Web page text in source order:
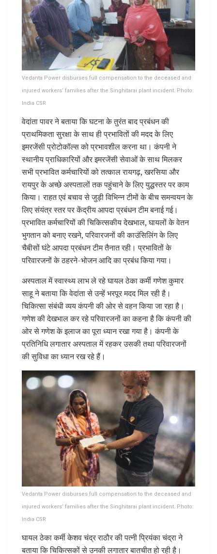
Vedanta Power disburses full compensation to the deceased and
injured workers’ families after the Singhitarai plant incident. Photo:
India CSR
वेदांता पावर ने बताया कि घटना के तुरंत बाद प्रबंधन की
प्राथमिकता सुरक्षा के साथ ही प्रभावितों की मदद के लिए
इमरजेंसी प्रोटोकॉल्स को प्रभावशील करना था। कंपनी ने
स्थानीय प्राधिकारियों और इमरजेंसी सेवाओं के साथ मिलकर
सभी प्रभावित कर्मचारियों को तत्काल रायगढ़, खरसिया और
रायपुर के अच्छे अस्पतालों तक पहुंचाने के लिए युद्धस्तर पर काम
किया। राहत एवं बचाव से जुड़ी विभिन्न टीमों के बीच समन्वयन के
लिए संयंत्र स्तर पर केंद्रीय आपदा प्रबंधन टीम बनाई गई।
प्रभावित कर्मचारियों की चिकित्सकीय देखभाल, घायलों के वेतन
भुगतान को बनाए रखने, परिवारजनों की काउंसिलिंग के लिए
चैबीसों घंटे आपदा प्रबंधन टीम तैनात रही। प्रभावितों के
परिवारजनों के ठहरने-भोजन आदि का प्रबंध किया गया।
अस्पताल में स्वास्थ्य लाभ ले रहे घायल ठेका कर्मी गणेश कुमार
साहू ने बताया कि वेदांता से उन्हें भरपूर मदद मिल रही है।
चिकित्सा संबंधी व्यय कंपनी की ओर से वहन किया जा रहा है।
गणेश की देखभाल कर रहे परिवारजनों का कहना है कि कंपनी की
ओर से गणेश के इलाज का पूरा ध्यान रखा गया है। कंपनी के
प्रतिनिधि लगातार अस्पताल में रहकर उसकी तथा परिवारजनों
की सुविधा का ध्यान रख रहे हैं।
Vedanta Power disburses full compensation to the deceased and
injured workers’ families after the Singhitarai plant incident. Photo:
India CSR
घायल ठेका कर्मी केशव चंद्र राठौर की पत्नी प्रियंका चंद्रा ने
बताया कि चिकित्सकों से उनकी लगातार बातचीत हो रही है।